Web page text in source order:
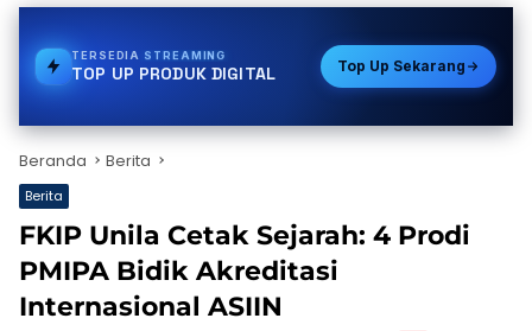
TERSEDIA GAS
TOP UP PRODUK DIGITAL Top Up Sekarang
Beranda Berita
Berita
FKIP Unila Cetak Sejarah: 4 Prodi
PMIPA Bidik Akreditasi
Internasional ASIIN